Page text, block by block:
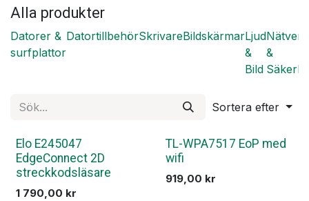
Alla produkter
Datorer &
surfplattor
DatortillbehörSkrivareBildskärmarLjud
&
Bild
Nätverk
&
Sortera efter
Elo E245047
EdgeConnect 2D
streckkodsläsare
1 790,00 kr
TL-WPA7517 EoP med
wifi
919,00 kr